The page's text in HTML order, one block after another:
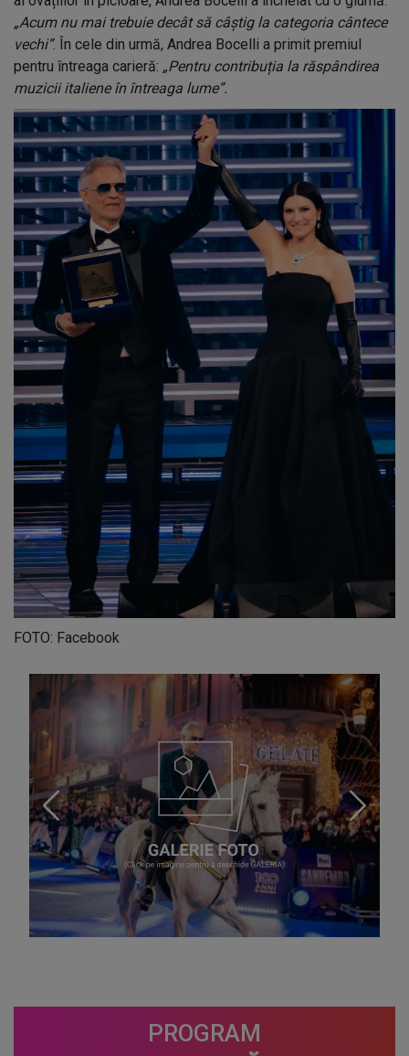
„Acum nu mai trebuie decât să câștig la categoria cântece
vechi”. În cele din urmă, Andrea Bocelli a primit premiul
pentru întreaga carieră: „Pentru contribuția la răspândirea
muzicii italiene în întreaga lume”.
FOTO: Facebook
PROGRAM